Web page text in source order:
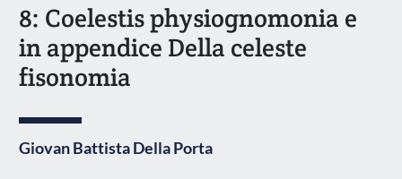
8: Coelestis physiognomonia e
in appendice Della celeste
fisonomia
Giovan Battista Della Porta